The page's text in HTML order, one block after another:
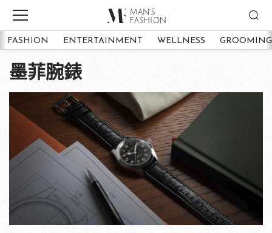
FASHION ENTERTAINMENT WELLNESS GROOMING
墨菲腕錶